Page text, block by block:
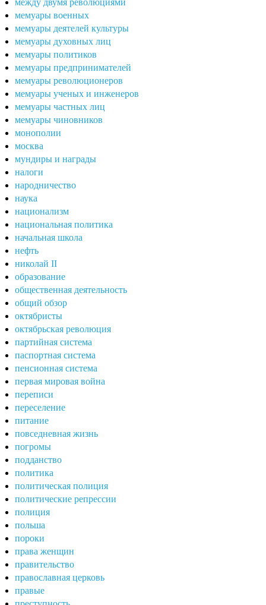
между двумя революциями
мемуары военных
мемуары деятелей культуры
мемуары духовных лиц
мемуары политиков
мемуары предпринимателей
мемуары революционеров
мемуары ученых и инженеров
мемуары частных лиц
мемуары чиновников
монополии
москва
мундиры и награды
налоги
народничество
наука
национализм
национальная политика
начальная школа
нефть
николай II
образование
общественная деятельность
общий обзор
октябристы
октябрьская революция
партийная система
паспортная система
пенсионная система
первая мировая война
переписи
переселение
питание
повседневная жизнь
погромы
подданство
политика
политическая полиция
политические репрессии
полиция
польша
пороки
права женщин
правительство
православная церковь
правые